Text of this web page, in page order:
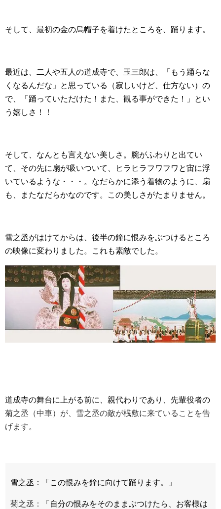
そして、最初の金の烏帽子を着けたところを、踊ります。
最近は、二人や五人の道成寺で、玉三郎は、「もう踊らな
くなるんだな」と思っている（寂しいけど、仕方ない）の
で、「踊っていただけた！また、観る事ができた！」とい
う嬉しさ！！
そして、なんとも言えない美しさ。腕がふわりと出てい
て、その先に扇が吸いついて、ヒラヒラフワフワと宙に浮
いているような・・・。なだらかに添う着物のように、扇
も、またなだらかなのです。この美しさがたまりません。
雪之丞がはけてからは、後半の鐘に恨みをぶつけるところ
の映像に変わりました。これも素敵でした。
道成寺の舞台に上がる前に、親代わりであり、先輩役者の
菊之丞（中車）が、雪之丞の敵が桟敷に来ていることを告
げます。
雪之丞：「この恨みを鐘に向けて踊ります。」
菊之丞：「 自分の恨みをそのままぶつけたら、お客様は